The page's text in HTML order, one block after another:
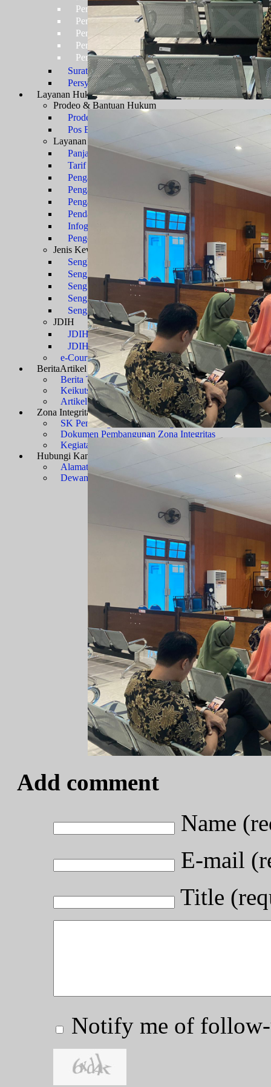
Persyaratan Usulan Kartu Pegawai (KARPEG)
Persyaratan Usulan Tabungan dan Asuransi
Persyaratan Usulan Kartu Suami (KARSU) atau
Persyaratan Usulan Jabatan
Persyaratan Usulan Pensiun Penuh
Surat Keterangan Tidak Pernah Dijatuhi Hukuman
Persyaratan Kenaikan Pangkat
Layanan HukumProsedur Layanan
Prodeo & Bantuan Hukum
Prodeo - Berperkara Gratis
Pos Bantuan Hukum
Layanan Perkara
Panjar Biaya Perkara
Tarif PNBP
Pengajuan Gugatan
Pengajuan Permohonan
Pengajuan Upaya Hukum
Pendaftaran Surat Kuasa
Infografis E-Court
Pengembalian Sisa Panjar
Jenis Kewenangan
Sengketa TUN
Sengketa Administrasi
Sengketa Informasi
Sengketa PTbPuKu
Sengketa Proses Pemilu
JDIH
JDIH Mahkamah Agung
JDIH PTUN Banjarmasin
e-Court
BeritaArtikel & Galeri
Berita Terkini & Pengumuman
Keikutsertaan Bimtek dan Diklat
Artikel
Zona IntegritasMenuju WBK-WBBM
SK Pembangunan Zona Integritas
Dokumen Pembangunan Zona Integritas
Kegiatan Pembangunan Zona Integritas
Hubungi Kami
Kontak & Alamat
Alamat Kantor
Dewan Redaksi
Add comment
Name
E-mail
Title
Notify me of follow-